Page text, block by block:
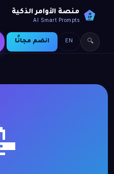
AI
SP
منصة الأوامر الذكية
AI Smart Prompts
🔍
EN انضم مجانًا